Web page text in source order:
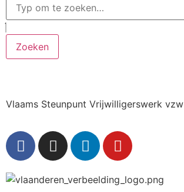
Zoeken
Vlaams Steunpunt Vrijwilligerswerk vzw